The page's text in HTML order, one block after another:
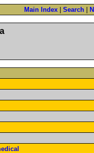
Main Index Search